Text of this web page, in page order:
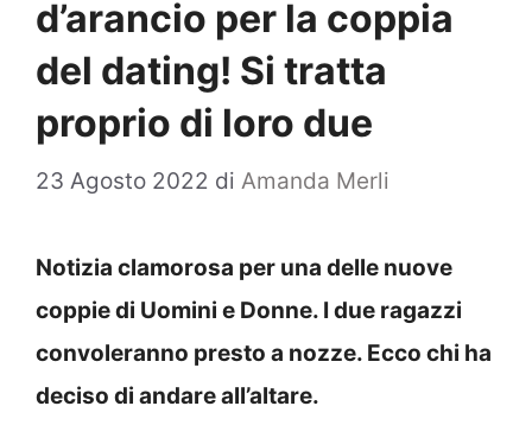
d’arancio per la coppia
del dating! Si tratta
proprio di loro due
23 Agosto 2022 di Amanda Merli
Notizia clamorosa per una delle nuove
coppie di Uomini e Donne. I due ragazzi
convoleranno presto a nozze. Ecco chi ha
deciso di andare all’altare.